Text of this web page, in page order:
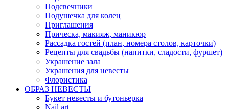
Подсвечники
Подушечка для колец
Приглашения
Прическа, макияж, маникюр
Рассадка гостей (план, номера столов, карточки)
Рецепты для свадьбы (напитки, сладости, фуршет)
Украшение зала
Украшения для невесты
Флористика
ОБРАЗ НЕВЕСТЫ
Букет невесты и бутоньерка
Nail art